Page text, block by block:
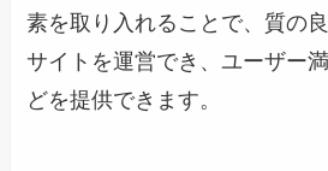
素を取り入れることで、質の
サイトを運営でき、ユーザー
どを提供できます。